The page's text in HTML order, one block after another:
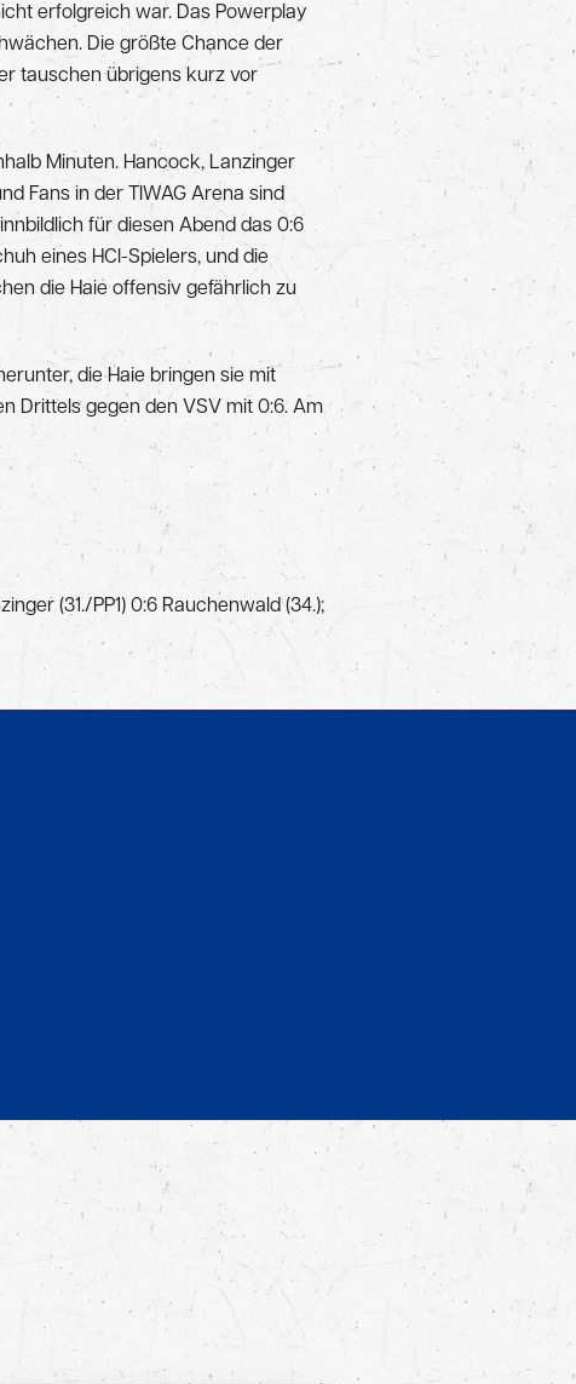
erfolgreich war. Das Powerplay
Die größte Chance der
tauschen übrigens kurz vor
Minuten. Hancock, Lanzinger
Fans in der TIWAG Arena sind
für diesen Abend das 0:6
eines HCI-Spielers, und die
die Haie offensiv gefährlich zu
die Haie bringen sie mit
Drittels gegen den VSV mit 0:6. Am
(31./PP1) 0:6 Rauchenwald (34.);